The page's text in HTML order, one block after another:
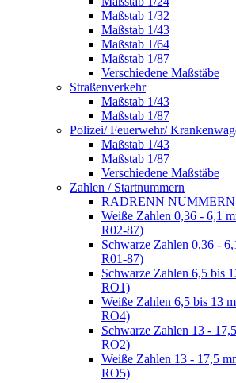
Maßstab 1/32
Maßstab 1/43
Maßstab 1/64
Maßstab 1/87
Verschiedene Maßstäbe
Straßenverkehr
Maßstab 1/43
Maßstab 1/87
Polizei/ Feuerwehr/
Maßstab 1/43
Maßstab 1/87
Verschiedene Maßstäbe
Zahlen / Startnummern
RADRENN NUMMERN
Weiße Zahlen 0,36 - 6,1
R02-87)
Schwarze Zahlen 0,36 -
R01-87)
Schwarze Zahlen 6,5 bis
RO1)
Weiße Zahlen 6,5 bis 13
RO4)
Schwarze Zahlen 13 -
RO2)
Weiße Zahlen 13 - 17,5
RO5)